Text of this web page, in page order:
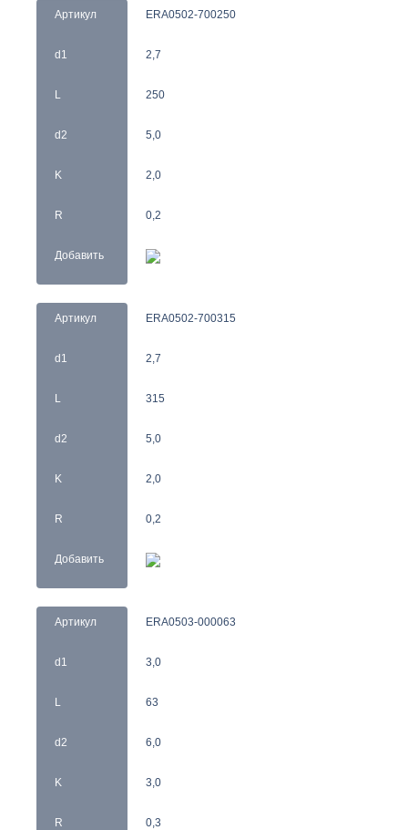
Артикул
d1
L
d2
K
R
Добавить
ERA0502-700250
2,7
250
5,0
2,0
0,2
Артикул
d1
L
d2
K
R
Добавить
ERA0502-700315
2,7
315
5,0
2,0
0,2
Артикул
d1
L
d2
K
R
ERA0503-000063
3,0
63
6,0
3,0
0,3